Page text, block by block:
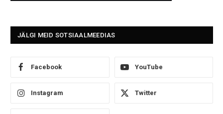
JÄLGI MEID SOTSIAALMEEDIAS
Facebook YouTube
Instagram Twitter